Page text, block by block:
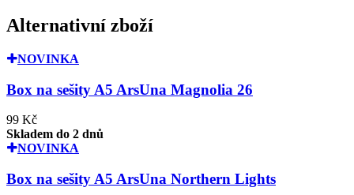
Alternativní zboží
NOVINKA
Box na sešity A5 ArsUna Magnolia 26
99 Kč
Skladem do 2 dnů
NOVINKA
Box na sešity A5 ArsUna Northern Lights